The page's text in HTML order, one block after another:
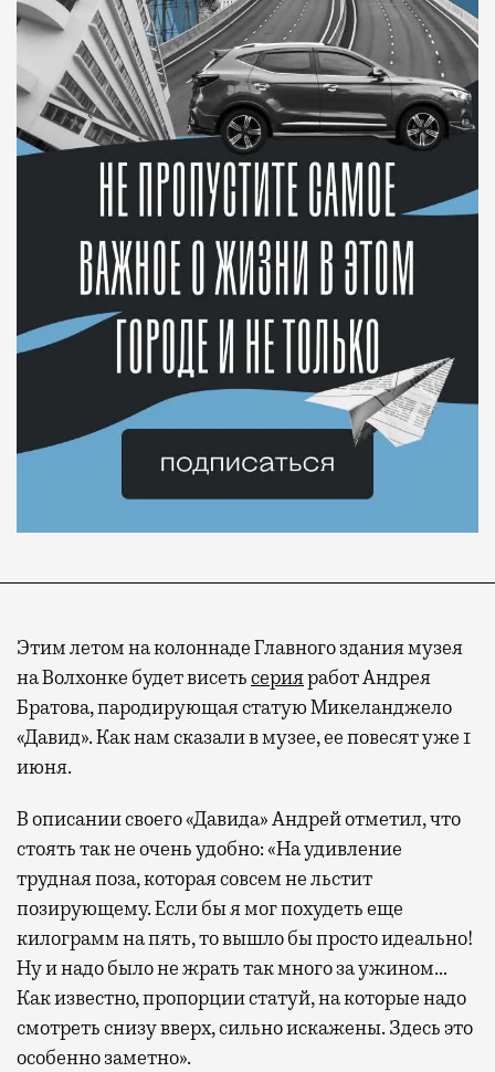
Этим летом на колоннаде Главного здания музея
на Волхонке будет висетьсерияработ Андрея
Братова, пародирующая статую Микеланджело
«Давид». Как нам сказали в музее, ее повесят уже 1
июня.
В описании своего «Давида» Андрей отметил, что
стоять так не очень удобно: «На удивление
трудная поза, которая совсем не льстит
позирующему. Если бы я мог похудеть еще
килограмм на пять, то вышло бы просто идеально!
Ну и надо было не жрать так много за ужином…
Как известно, пропорции статуй, на которые надо
смотреть снизу вверх, сильно искажены. Здесь это
особенно заметно».